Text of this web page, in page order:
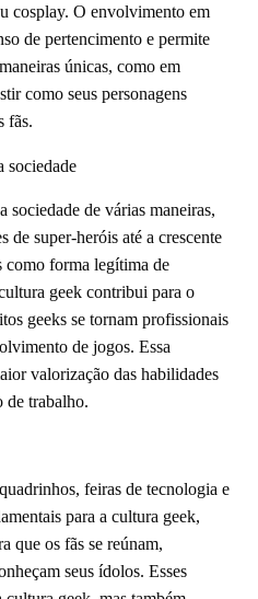
cosplay. O envolvimento em
de pertencimento e permite
únicas, como em
como seus personagens
fãs.
sociedade
sociedade de várias maneiras,
de super-heróis até a crescente
como forma legítima de
geek contribui para o
geeks se tornam profissionais
de jogos. Essa
valorização das habilidades
de trabalho.
feiras de tecnologia e
para a cultura geek,
que os fãs se reúnam,
seus ídolos. Esses